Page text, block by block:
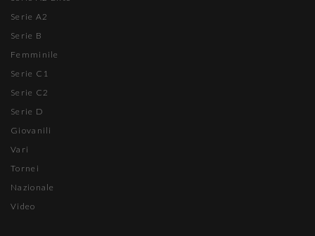
Serie A2
Serie B
Femminile
Serie C1
Serie C2
Serie D
Giovanili
Vari
Tornei
Nazionale
Video